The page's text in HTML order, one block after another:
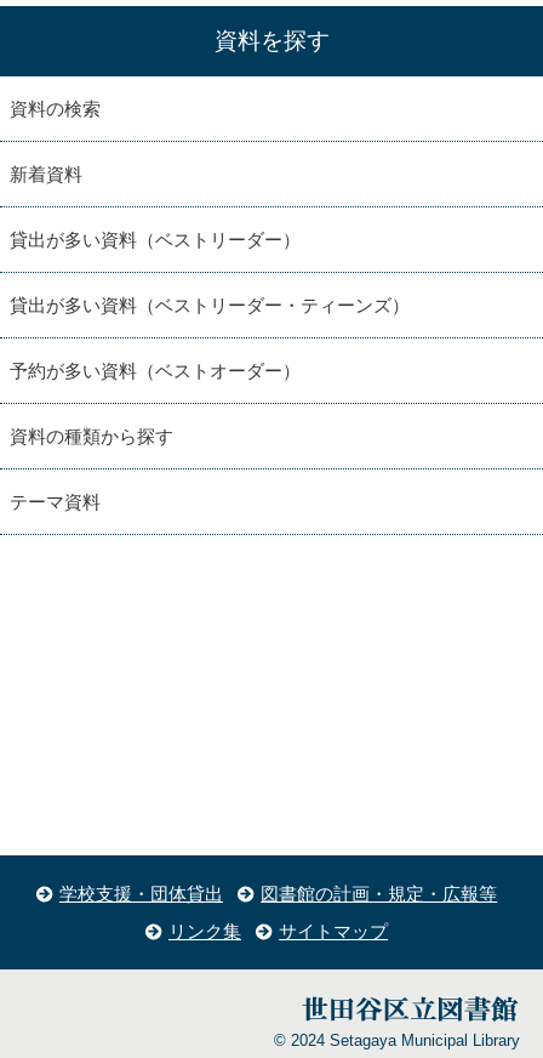
資料を探す
資料の検索
新着資料
貸出が多い資料（ベストリーダー）
貸出が多い資料（ベストリーダー・ティーンズ）
予約が多い資料（ベストオーダー）
資料の種類から探す
テーマ資料
学校支援・団体貸出
図書館の計画・規定・広報等
リンク集
サイトマップ
© 2024 Setagaya Municipal Library